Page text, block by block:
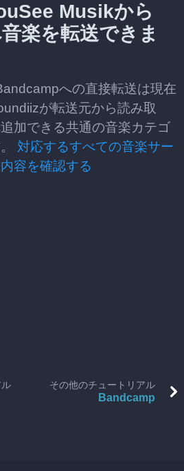
Musikから
楽を転送できま
への直接転送は現在
が転送元から読み取
加できる共通の音楽カテゴ
対応するすべての音楽サー
容を確認する
その他のチュートリアル
Bandcamp